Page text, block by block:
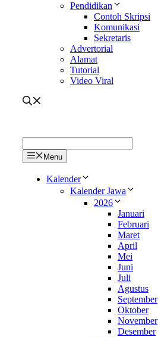
Pendidikan
Contoh Skripsi
Komunikasi
Sekretaris
Advertorial
Alamat
Tutorial
Video Viral
Menu
Kalender
Kalender Jawa
2026
Januari
Februari
Maret
April
Mei
Juni
Juli
Agustus
September
Oktober
November
Desember